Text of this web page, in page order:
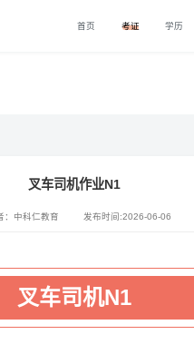
首页 考证 学历
叉车司机作业N1
：中科仁教育 发布时间:2026-06-06
叉车司机N1